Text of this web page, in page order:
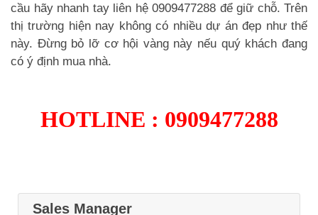
cầu hãy nhanh tay liên hệ 0909477288 để giữ chỗ. Trên
thị trường hiện nay không có nhiều dự án đẹp như thế
này. Đừng bỏ lỡ cơ hội vàng này nếu quý khách đang
có ý định mua nhà.
HOTLINE : 0909477288
Sales Manager